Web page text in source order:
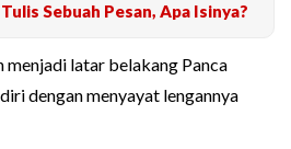
Sebuah Pesan, Apa Isinya?
menjadi latar belakang Panca
dengan menyayat lengannya